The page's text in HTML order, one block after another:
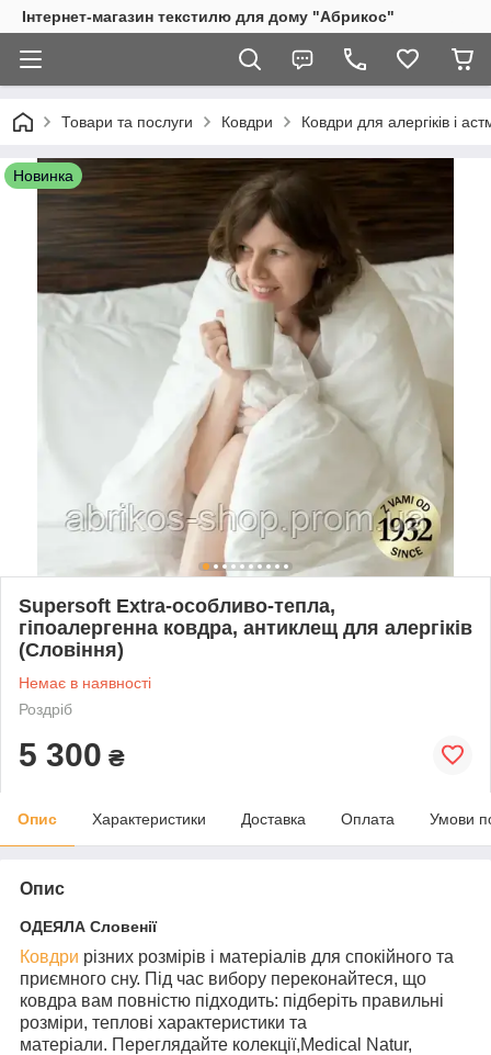
Інтернет-магазин текстилю для дому "Абрикос"
Товари та послуги Ковдри Ковдри для алергіків і
Новинка
Supersoft Extra-особливо-тепла,
гіпоалергенна ковдра, антиклещ для алергіків
(Словіння)
Немає в наявності
Роздріб
5 300 ₴
Опис Характеристики Доставка Оплата Умови
Опис
ОДЕЯЛА Словенії
Ковдри різних розмірів і матеріалів для спокійного та
приємного сну. Під час вибору переконайтеся, що
ковдра вам повністю підходить: підберіть правильні
розміри, теплові характеристики та
матеріали. Переглядайте колекції,Medical Natur,